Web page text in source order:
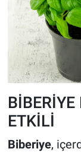
ETKİLİ
Biberiye,